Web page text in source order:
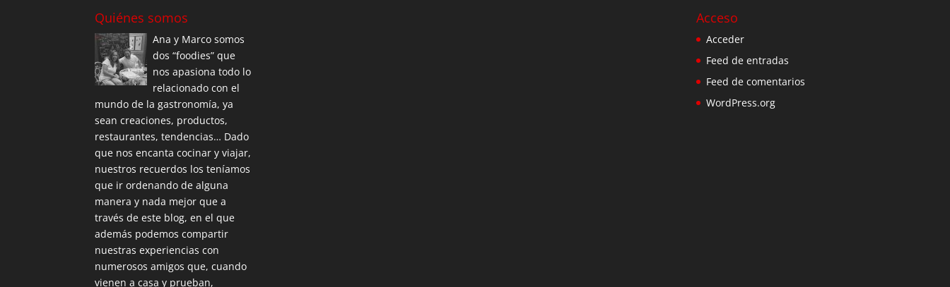
Quiénes somos
Ana y Marco somos
dos “foodies” que
nos apasiona todo lo
relacionado con el
mundo de la gastronomía, ya
sean creaciones, productos,
restaurantes, tendencias… Dado
que nos encanta cocinar y viajar,
nuestros recuerdos los teníamos
que ir ordenando de alguna
manera y nada mejor que a
través de este blog, en el que
además podemos compartir
nuestras experiencias con
numerosos amigos que, cuando
vienen a casa y prueban,
Acceso
Acceder
Feed de entradas
Feed de comentarios
WordPress.org